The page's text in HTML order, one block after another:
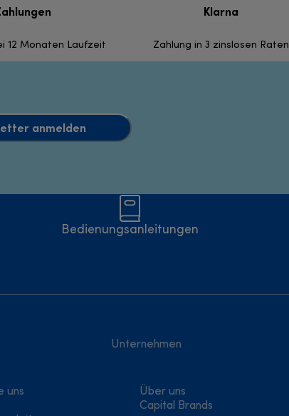
12 Monaten Laufzeit
Klarna
Zahlung in 3 zinslosen Raten
anmelden
Bedienungsanleitungen
uns
Unternehmen
Über uns
Capital Brands